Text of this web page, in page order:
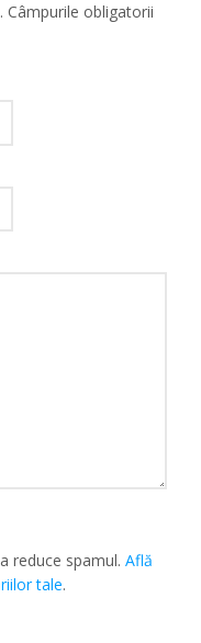
Câmpurile obligatorii
reduce spamul.Află
tale.